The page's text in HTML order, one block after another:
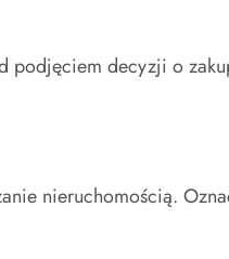
podjęciem decyzji o
nieruchomością.